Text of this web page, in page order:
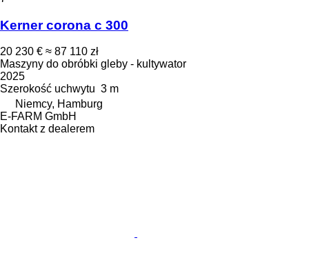
Kerner corona c 300
20 230 € ≈ 87 110 zł
Maszyny do obróbki gleby - kultywator
2025
Szerokość uchwytu 3 m
Niemcy, Hamburg
E-FARM GmbH
Kontakt z dealerem